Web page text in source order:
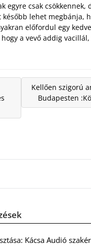
egyre csak csökkennek,
lehet megbánja,
előfordul egy
a vevő addig
Kellően szigorú
Budapesten
Kácsa Audió